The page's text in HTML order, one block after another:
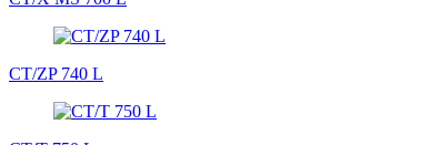
CT/ZP 740 L